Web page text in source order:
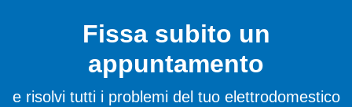
Fissa subito un
appuntamento
e risolvi tutti i problemi del tuo elettrodomestico